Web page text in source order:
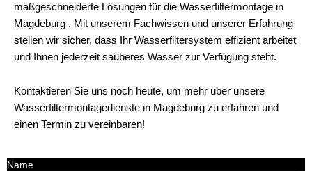
maßgeschneiderte Lösungen für die Wasserfiltermontage in
Magdeburg . Mit unserem Fachwissen und unserer Erfahrung
stellen wir sicher, dass Ihr Wasserfiltersystem effizient arbeitet
und Ihnen jederzeit sauberes Wasser zur Verfügung steht.
Kontaktieren Sie uns noch heute, um mehr über unsere
Wasserfiltermontagedienste in Magdeburg zu erfahren und
einen Termin zu vereinbaren!
Name